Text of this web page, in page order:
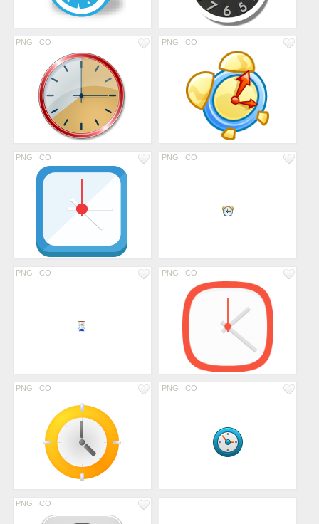
PNG ICO PNG ICO
PNG ICO PNG ICO
PNG ICO PNG ICO
PNG ICO PNG ICO
PNG ICO